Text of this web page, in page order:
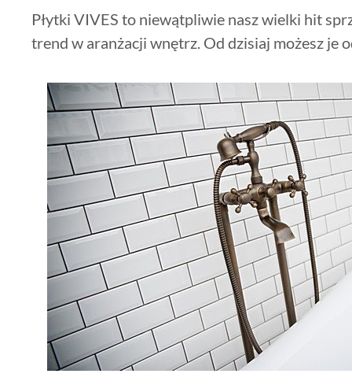
Płytki VIVES to niewątpliwie nasz wielki hit
trend w aranżacji wnętrz. Od dzisiaj możesz je